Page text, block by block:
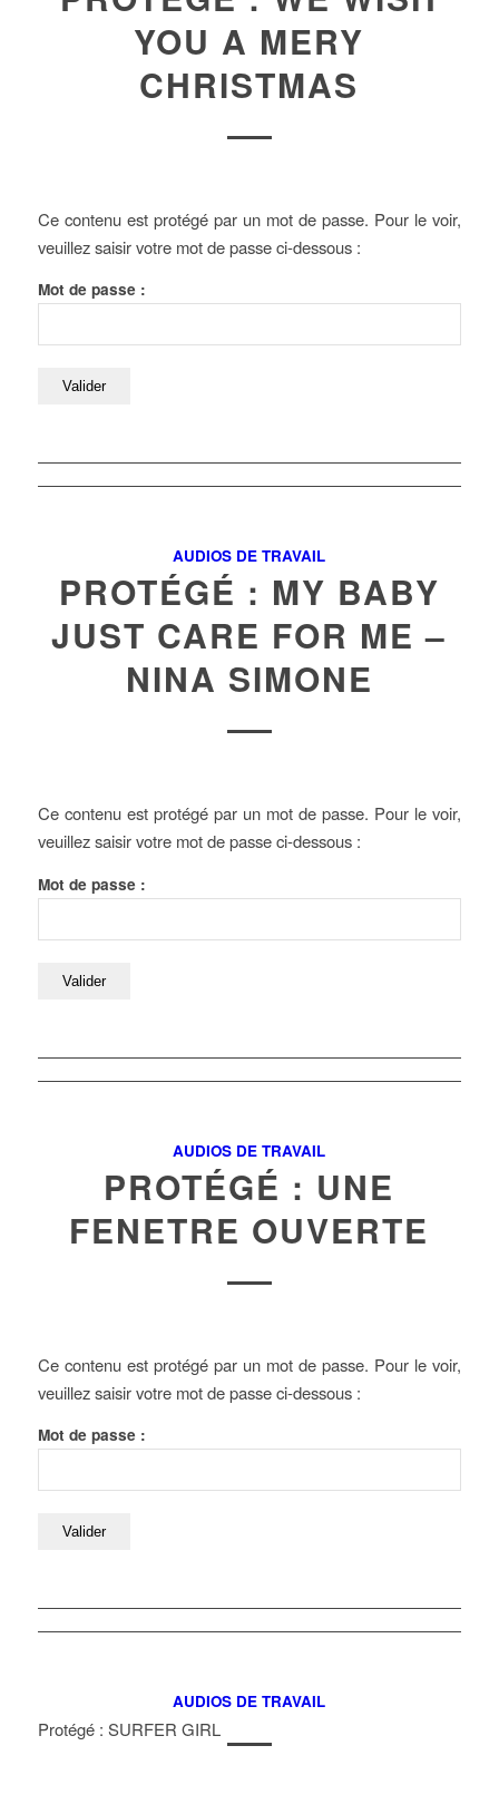
YOU A MERY
CHRISTMAS
Ce contenu est protégé par un mot de passe. Pour le voir,
veuillez saisir votre mot de passe ci-dessous :
Mot de passe :
AUDIOS DE TRAVAIL
PROTÉGÉ : MY BABY
JUST CARE FOR ME –
NINA SIMONE
Ce contenu est protégé par un mot de passe. Pour le voir,
veuillez saisir votre mot de passe ci-dessous :
Mot de passe :
AUDIOS DE TRAVAIL
PROTÉGÉ : UNE
FENETRE OUVERTE
Ce contenu est protégé par un mot de passe. Pour le voir,
veuillez saisir votre mot de passe ci-dessous :
Mot de passe :
AUDIOS DE TRAVAIL
Protégé : SURFER GIRL